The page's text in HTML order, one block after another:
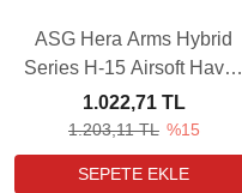
ASG Hera Arms Hybrid
Series H-15 Airsoft Havalı
Tüfek Yedek Şarjörü (180
Adet)
1.203,11 TL %15
1.022,71 TL